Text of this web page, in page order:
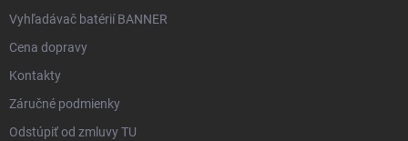
Vyhľadávač batérií BANNER
Cena dopravy
Kontakty
Záručné podmienky
Odstúpiť od zmluvy TU